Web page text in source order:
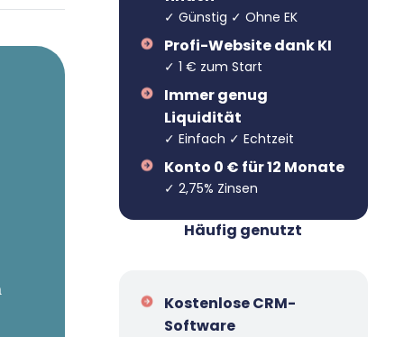
✓ Günstig ✓ Ohne EK
Profi-Website dank KI
✓ 1 € zum Start
Immer genug
Liquidität
✓ Einfach ✓ Echtzeit
Konto 0 € für 12 Monate
✓ 2,75% Zinsen
Häufig genutzt
Kostenlose CRM-
Software